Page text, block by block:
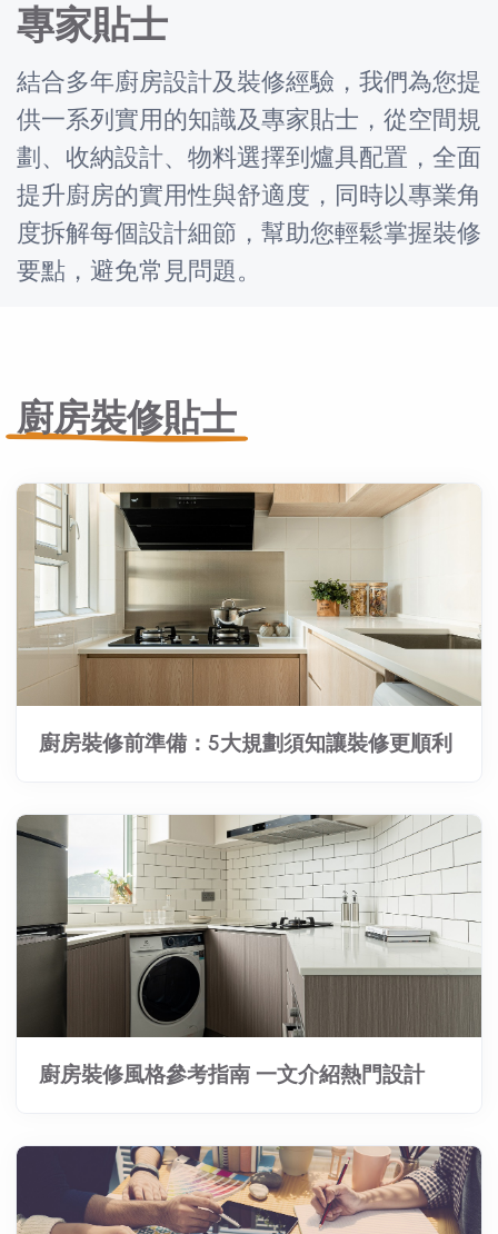
專家貼士
結合多年廚房設計及裝修經驗，我們為您提
供一系列實用的知識及專家貼士，從空間規
劃、收納設計、物料選擇到爐具配置，全面
提升廚房的實用性與舒適度，同時以專業角
度拆解每個設計細節，幫助您輕鬆掌握裝修
要點，避免常見問題。
廚房裝修貼士
廚房裝修前準備：5大規劃須知讓裝修更順利
廚房裝修風格參考指南 一文介紹熱門設計